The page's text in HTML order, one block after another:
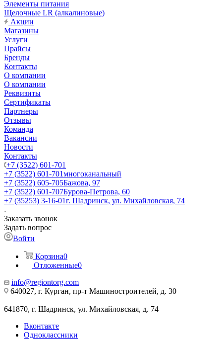
Элементы питания
Щелочные LR (алкалиновые)
Акции
Магазины
Услуги
Прайсы
Бренды
Контакты
О компании
О компании
Реквизиты
Сертификаты
Партнеры
Отзывы
Команда
Вакансии
Новости
Контакты
+7 (3522) 601-701
+7 (3522) 601-701многоканальный
+7 (3522) 605-705Бажова, 97
+7 (3522) 601-707Бурова-Петрова, 60
+7 (35253) 3-16-01г. Шадринск, ул. Михайловская, 74
Заказать звонок
Задать вопрос
Войти
Корзина0
Отложенные0
info@regiontorg.com
640027, г. Курган, пр-т Машиностроителей, д. 30
641870, г. Шадринск, ул. Михайловская, д. 74
Вконтакте
Одноклассники